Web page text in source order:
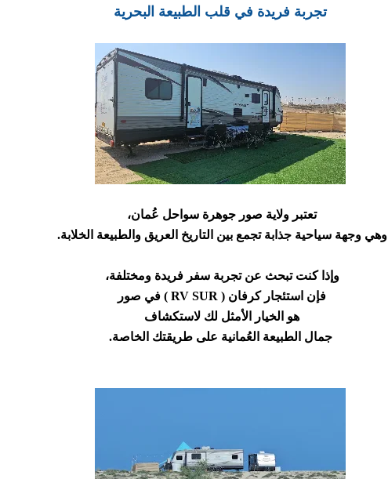
تجربة فريدة في قلب الطبيعة البحرية
تعتبر ولاية صور جوهرة سواحل عُمان،
وهي وجهة سياحية جذابة تجمع بين التاريخ العريق والطبيعة الخلابة.
وإذا كنت تبحث عن تجربة سفر فريدة ومختلفة،
فإن استئجار كرفان ( RV SUR ) في صور
هو الخيار الأمثل لك لاستكشاف
جمال الطبيعة العُمانية على طريقتك الخاصة.